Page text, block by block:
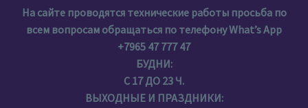
На сайте проводятся технические работы просьба по
всем вопросам обращаться по телефону What’s App
+7965 47 777 47
БУДНИ:
С 17 ДО 23 Ч.
ВЫХОДНЫЕ И ПРАЗДНИКИ: